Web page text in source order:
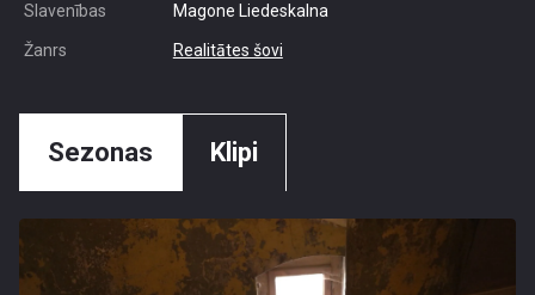
Slavenības Magone Liedeskalna
Žanrs Realitātes šovi
Sezonas Klipi